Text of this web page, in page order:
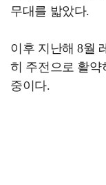
무대를 밟았다.
이후 지난해 8월
히 주전으로 활약
중이다.